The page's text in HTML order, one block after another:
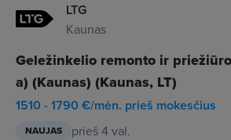
LTG
Kaunas
Geležinkelio remonto ir
a) (Kaunas) (Kaunas, LT)
1510 - 1790 €/mėn. prieš mokesčius
NAUJAS prieš 4 val.